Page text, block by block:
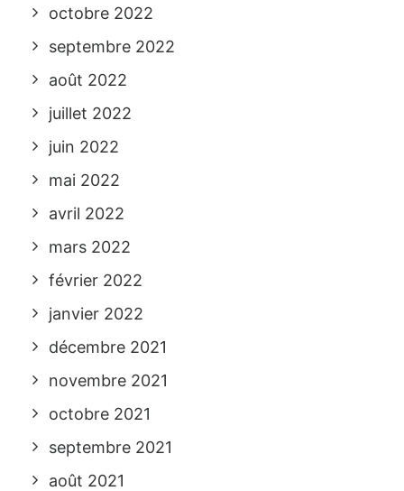
octobre 2022
septembre 2022
août 2022
juillet 2022
juin 2022
mai 2022
avril 2022
mars 2022
février 2022
janvier 2022
décembre 2021
novembre 2021
octobre 2021
septembre 2021
août 2021